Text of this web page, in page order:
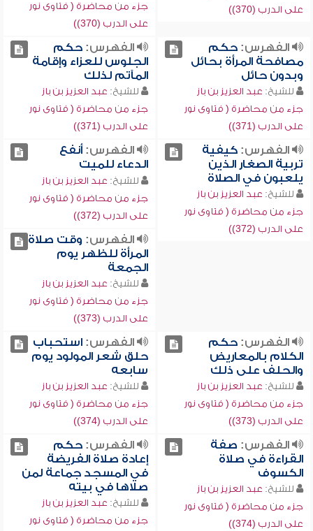
على الدرب (370))
جزء من محاضرة ( فتاوى نور
على الدرب (370))
الفهرس:حكم
مصافحة المرأة بحائل
وبدون حائل
للشيخ: عبد العزيز بن باز
جزء من محاضرة ( فتاوى نور
على الدرب (371))
الفهرس:حكم
الجلوس للعزاء وإقامة
المآتم لذلك
للشيخ: عبد العزيز بن باز
جزء من محاضرة ( فتاوى نور
على الدرب (371))
الفهرس:كيفية
تربية الصغار الذين
يلعبون في الصلاة
للشيخ: عبد العزيز بن باز
جزء من محاضرة ( فتاوى نور
على الدرب (372))
الفهرس:أنفع
الدعاء للميت
للشيخ: عبد العزيز بن باز
جزء من محاضرة ( فتاوى نور
على الدرب (372))
الفهرس: وقت صلاة
المرأة للظهر يوم
الجمعة
للشيخ: عبد العزيز بن باز
جزء من محاضرة ( فتاوى نور
على الدرب (373))
الفهرس:حكم
الكلام بالمعاريض
والحلف على ذلك
للشيخ: عبد العزيز بن باز
جزء من محاضرة ( فتاوى نور
على الدرب (373))
الفهرس:استحباب
حلق شعر المولود يوم
سابعه
للشيخ: عبد العزيز بن باز
جزء من محاضرة ( فتاوى نور
على الدرب (374))
الفهرس: صفة
القراءة في صلاة
الكسوف
للشيخ: عبد العزيز بن باز
جزء من محاضرة ( فتاوى نور
على الدرب (374))
الفهرس:حكم
إعادة صلاة الفريضة
في المسجد جماعة لمن
صلاها في بيته
للشيخ: عبد العزيز بن باز
جزء من محاضرة ( فتاوى نور